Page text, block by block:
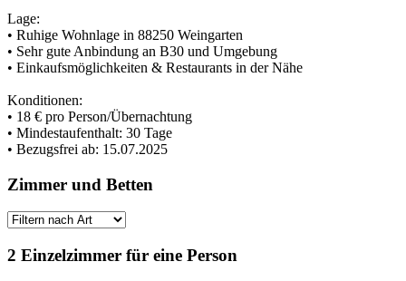
Lage:
• Ruhige Wohnlage in 88250 Weingarten
• Sehr gute Anbindung an B30 und Umgebung
• Einkaufsmöglichkeiten & Restaurants in der Nähe
Konditionen:
• 18 € pro Person/Übernachtung
• Mindestaufenthalt: 30 Tage
• Bezugsfrei ab: 15.07.2025
Zimmer und Betten
2 Einzelzimmer für eine Person